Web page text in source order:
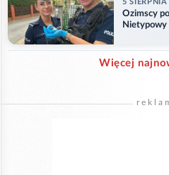
5 SIERPNIA
Ozimscy
Nietypowy
Więcej